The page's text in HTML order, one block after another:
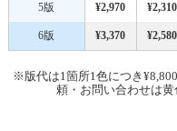
5版 ¥2,970 ¥2,310
6版 ¥3,370 ¥2,580
※版代は1箇所1色につき
頼・お問い合わせは黄